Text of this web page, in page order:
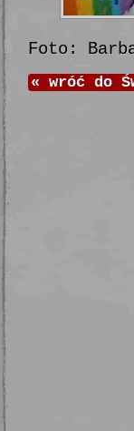
Foto:
« wróć do